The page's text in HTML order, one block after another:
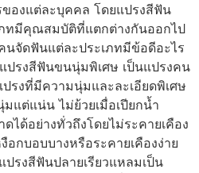
องแต่ละบุคคล โดยแปรงสีฟัน
ทมีคุณสมบัติที่แตกต่างกันออกไป
จัดฟันแต่ละประเภทมีข้อดีอะไร
ปรงสีฟันขนนุ่มพิเศษ เป็นแปรงคน
รงที่มีความนุ่มและละเอียดพิเศษ
แต่แน่น ไม่ย้วยเมื่อเปียกน้ำ
ได้อย่างทั่วถึงโดยไม่ระคายเคือง
อกบอบบางหรือระคายเคืองง่าย
รงสีฟันปลายเรียวแหลมเป็น